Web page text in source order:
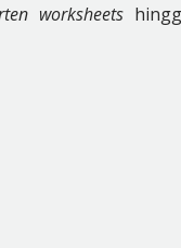
worksheets